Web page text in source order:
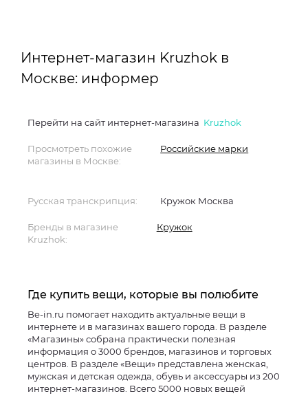
Интернет-магазин Kruzhok в
Москве: информер
Перейти на сайт интернет-магазина Kruzhok
Просмотреть похожие
магазины в Москве:
Российские марки
Русская транскрипция: Кружок Москва
Бренды в магазине
Kruzhok:
Кружок
Где купить вещи, которые вы полюбите
Be-in.ru помогает находить актуальные вещи в
интернете и в магазинах вашего города. В разделе
«Магазины» собрана практически полезная
информация о 3000 брендов, магазинов и торговых
центров. В разделе «Вещи» представлена женская,
мужская и детская одежда, обувь и аксессуары из 200
интернет-магазинов. Всего 5000 новых вещей